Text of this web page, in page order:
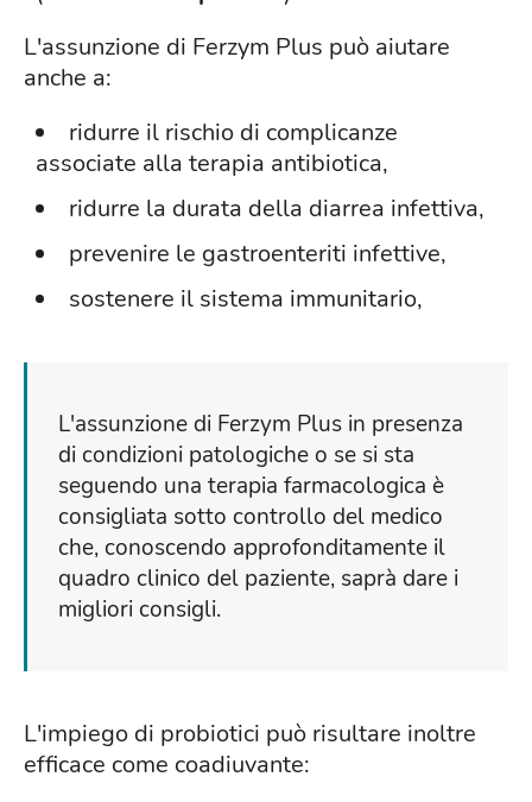
L'assunzione di Ferzym Plus può aiutare
anche a:
ridurre il rischio di complicanze
associate alla terapia antibiotica,
ridurre la durata della diarrea infettiva,
prevenire le gastroenteriti infettive,
sostenere il sistema immunitario,
L'assunzione di Ferzym Plus in presenza
di condizioni patologiche o se si sta
seguendo una terapia farmacologica è
consigliata sotto controllo del medico
che, conoscendo approfonditamente il
quadro clinico del paziente, saprà dare i
migliori consigli.
L'impiego di probiotici può risultare inoltre
efficace come coadiuvante: